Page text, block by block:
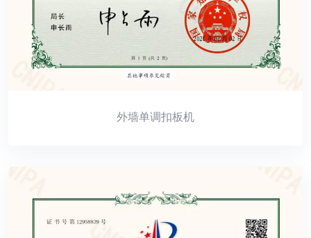
外墙单调扣板机